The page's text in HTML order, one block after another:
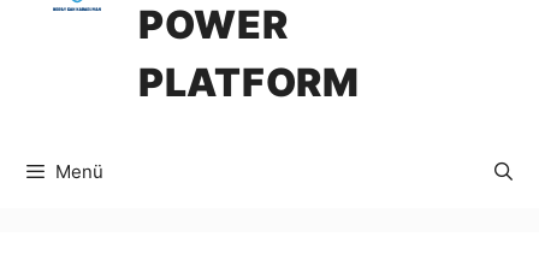
POWER
PLATFORM
Menü